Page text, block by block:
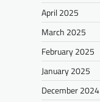
April 2025
March 2025
February 2025
January 2025
December 2024